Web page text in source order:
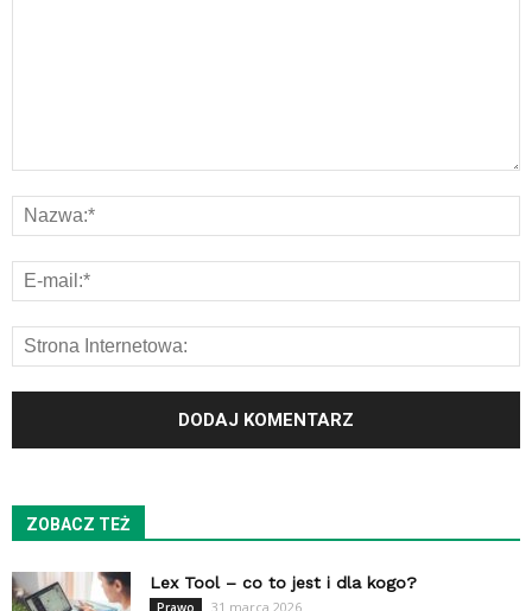
ZOBACZ TEŻ
Lex Tool – co to jest i dla kogo?
Prawo 31 marca 2026